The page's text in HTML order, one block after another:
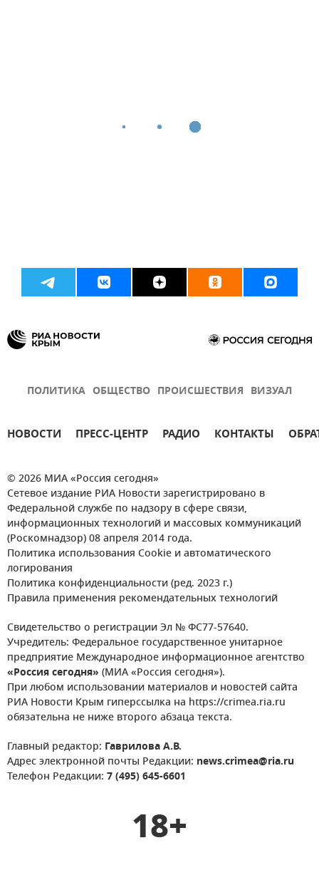
ПОЛИТИКА ОБЩЕСТВО ПРОИСШЕСТВИЯ ВИЗУАЛ
НОВОСТИ ПРЕСС-ЦЕНТР РАДИО КОНТАКТЫ
© 2026 МИА «Россия сегодня»
Сетевое издание РИА Новости зарегистрировано в
Федеральной службе по надзору в сфере связи,
информационных технологий и массовых коммуникаций
(Роскомнадзор) 08 апреля 2014 года.
Политика использования Cookie и автоматического
логирования
Политика конфиденциальности (ред. 2023 г.)
Правила применения рекомендательных технологий
Свидетельство о регистрации Эл № ФС77-57640.
Учредитель: Федеральное государственное унитарное
предприятие Международное информационное агентство
«Россия сегодня» (МИА «Россия сегодня»).
При любом использовании материалов и новостей сайта
РИА Новости Крым гиперссылка на https://crimea.ria.ru
обязательна не ниже второго абзаца текста.
Главный редактор: Гаврилова А.В.
Адрес электронной почты Редакции: news.crimea@ria.ru
Телефон Редакции: 7 (495) 645-6601
18+